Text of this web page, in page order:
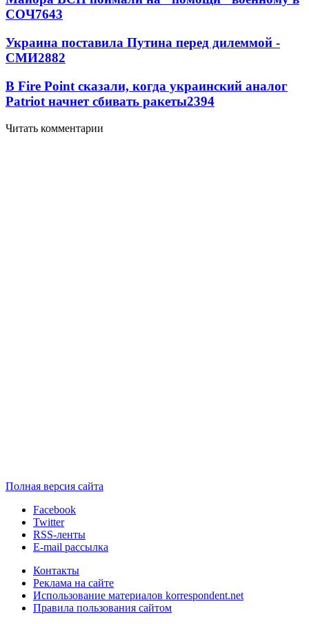
СОЧ7643
Украина поставила Путина перед дилеммой -
СМИ2882
В Fire Point сказали, когда украинский аналог
Patriot начнет сбивать ракеты2394
Читать комментарии
Полная версия сайта
Facebook
Twitter
RSS-ленты
E-mail рассылка
Контакты
Реклама на сайте
Использование материалов korrespondent.net
Правила пользования сайтом